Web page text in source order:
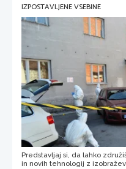
IZPOSTAVLJENE VSEBINE
Predstavljaj si, da lahko
in novih tehnologij z